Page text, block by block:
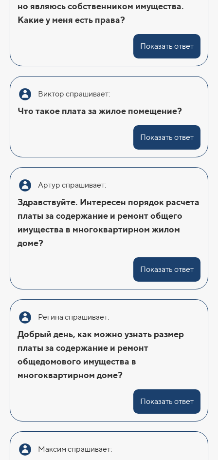
но являюсь собственником имущества.
Какие у меня есть права?
Показать ответ
Виктор спрашивает:
Что такое плата за жилое помещение?
Показать ответ
Артур спрашивает:
Здравствуйте. Интересен порядок расчета
платы за содержание и ремонт общего
имущества в многоквартирном жилом
доме?
Показать ответ
Регина спрашивает:
Добрый день, как можно узнать размер
платы за содержание и ремонт
общедомового имущества в
многоквартирном доме?
Показать ответ
Максим спрашивает: